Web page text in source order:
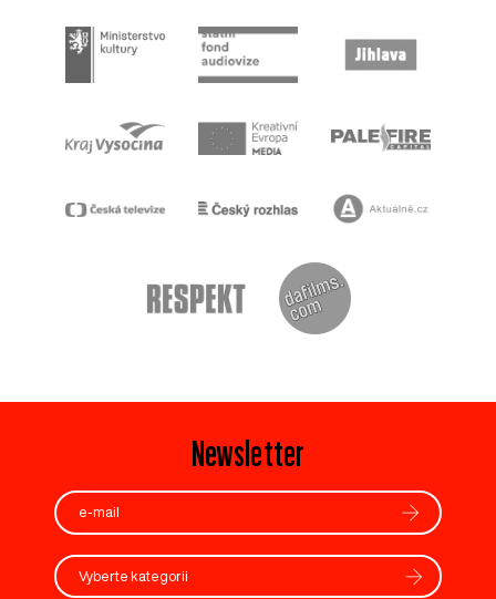
Newsletter
Vyberte kategorii